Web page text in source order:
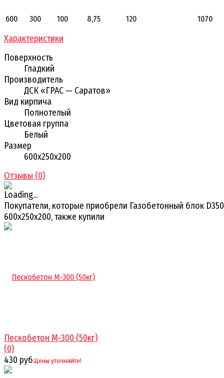
600 300 100 8,75 120 1070
Характеристики
Поверхность
Гладкий
Производитель
ДСК «ГРАС — Саратов»
Вид кирпича
Полнотелый
Цветовая группа
Белый
Размер
600х250х200
Отзывы (0)
Покупатели, которые приобрели Газобетонный блок D350
600х250х200, также купили
Пескобетон М-300 (50кг)
(0)
430 руб.Цены уточняйте!